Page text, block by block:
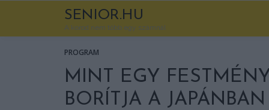
SENIOR.HU
A korod nem több egy számnál
PROGRAM
MINT EGY
BORÍTJA A